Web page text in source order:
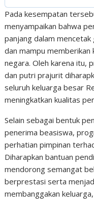
Pada kesempatan
menyampaikan bahwa
panjang dalam
dan mampu
negara. Oleh karena itu,
dan putri prajurit
seluruh keluarga besar
meningkatkan kualitas
Selain sebagai bentuk
penerima beasiswa,
perhatian pimpinan
Diharapkan bantuan
mendorong semangat
berprestasi serta
membanggakan